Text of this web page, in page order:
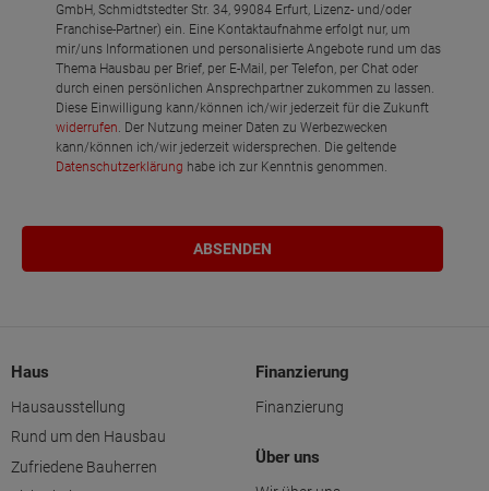
GmbH, Schmidtstedter Str. 34, 99084 Erfurt, Lizenz- und/oder
Franchise-Partner) ein. Eine Kontaktaufnahme erfolgt nur, um
mir/uns Informationen und personalisierte Angebote rund um das
Thema Hausbau per Brief, per E-Mail, per Telefon, per Chat oder
durch einen persönlichen Ansprechpartner zukommen zu lassen.
Diese Einwilligung kann/können ich/wir jederzeit für die Zukunft
widerrufen. Der Nutzung meiner Daten zu Werbezwecken
kann/können ich/wir jederzeit widersprechen. Die geltende
Datenschutzerklärung habe ich zur Kenntnis genommen.
Haus
Hausausstellung
Rund um den Hausbau
Zufriedene Bauherren
Finanzierung
Finanzierung
Über uns